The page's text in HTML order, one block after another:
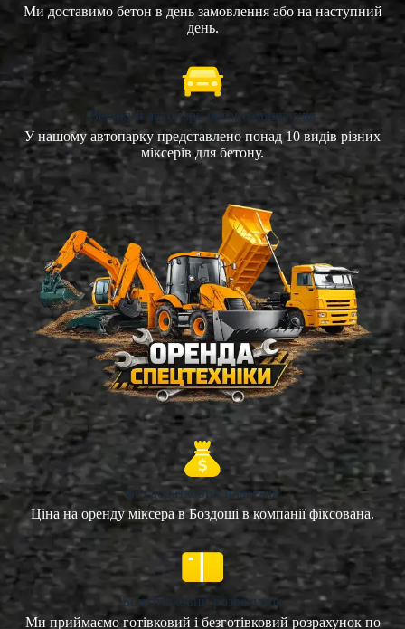
Ми доставимо бетон в день замовлення або на наступний
день.
Великий автопарк бетонозмішувачів
У нашому автопарку представлено понад 10 видів різних
міксерів для бетону.
Без додаткових платежів
Ціна на оренду міксера в Боздоші в компанії фіксована.
Безготівковий розрахунок
Ми приймаємо готівковий і безготівковий розрахунок по